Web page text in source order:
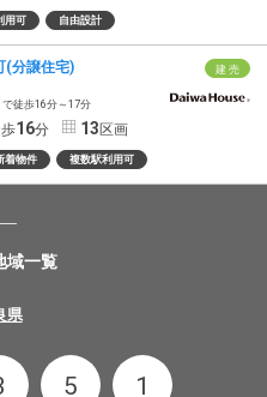
用可 自由設計
建 売
(分譲住宅)
徒歩16分～17分
16分 13区画
着物件 複数駅利用可
域一覧
県
5 1